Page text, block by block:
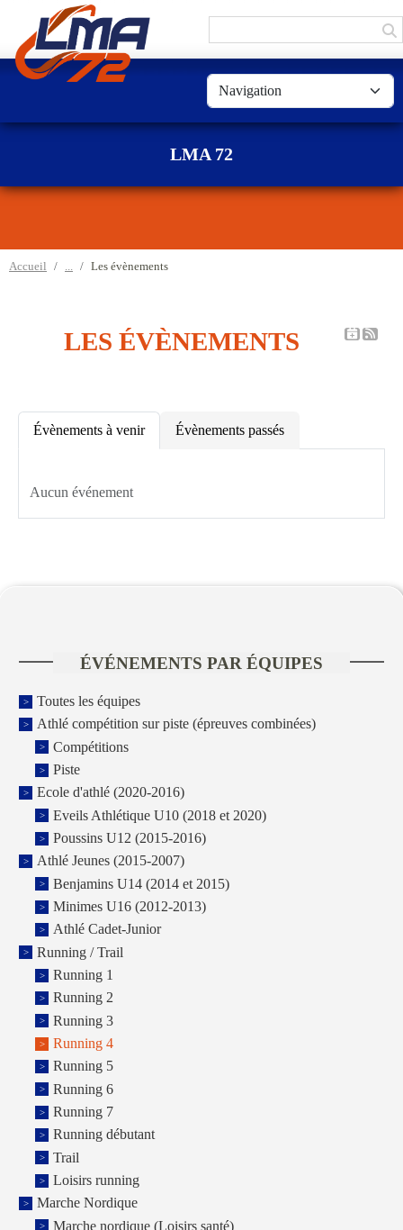
LMA 72
Accueil Les évènements
LES ÉVÈNEMENTS
Évènements à venir Évènements passés
Aucun événement
ÉVÉNEMENTS PAR ÉQUIPES
Toutes les équipes
Athlé compétition sur piste (épreuves combinées)
Compétitions
Piste
Ecole d'athlé (2020-2016)
Eveils Athlétique U10 (2018 et 2020)
Poussins U12 (2015-2016)
Athlé Jeunes (2015-2007)
Benjamins U14 (2014 et 2015)
Minimes U16 (2012-2013)
Athlé Cadet-Junior
Running / Trail
Running 1
Running 2
Running 3
Running 4
Running 5
Running 6
Running 7
Running débutant
Trail
Loisirs running
Marche Nordique
Marche nordique (Loisirs santé)
Panneau de gestion des cookies